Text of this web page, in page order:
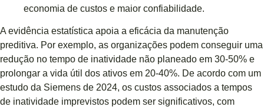
economia de custos e maior confiabilidade.
A evidência estatística apoia a eficácia da manutenção
preditiva. Por exemplo, as organizações podem conseguir uma
redução no tempo de inatividade não planeado em 30-50% e
prolongar a vida útil dos ativos em 20-40%. De acordo com um
estudo da Siemens de 2024, os custos associados a tempos
de inatividade imprevistos podem ser significativos, com